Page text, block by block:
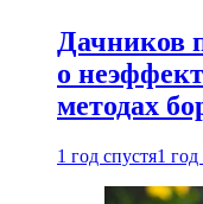
Дачников
о
методах
1 год спустя1 год